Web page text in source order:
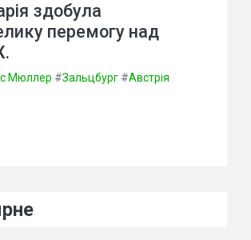
здобула
перемогу над
Мюллер #Зальцбург #Австрія